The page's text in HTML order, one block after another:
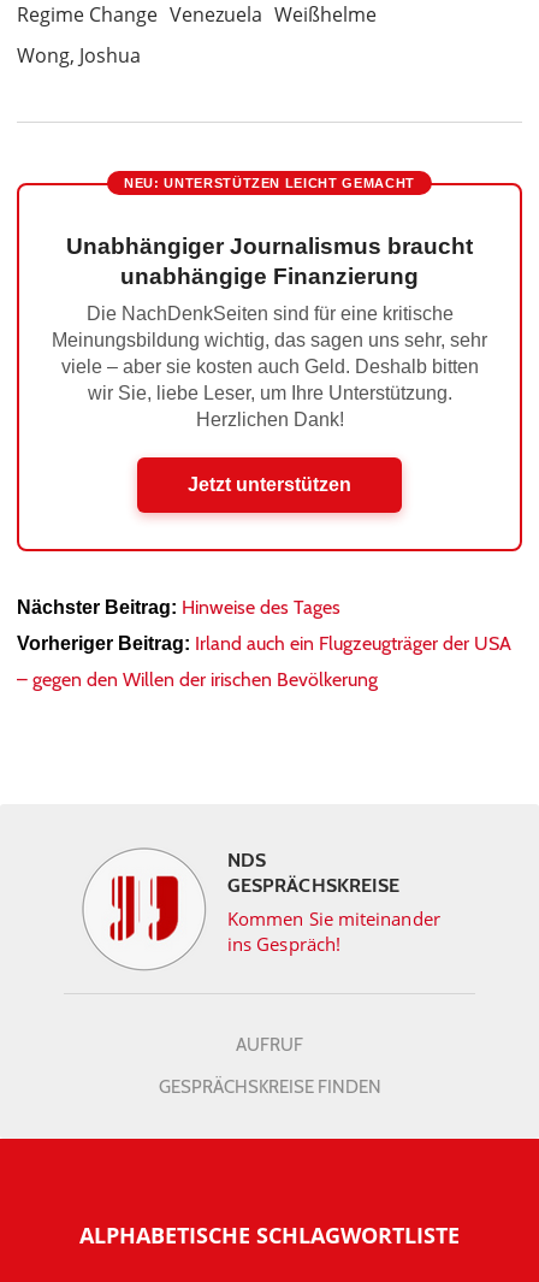
Regime Change Venezuela Weißhelme
Wong, Joshua
NEU: UNTERSTÜTZEN LEICHT GEMACHT
Unabhängiger Journalismus braucht
unabhängige Finanzierung
Die NachDenkSeiten sind für eine kritische
Meinungsbildung wichtig, das sagen uns sehr, sehr
viele – aber sie kosten auch Geld. Deshalb bitten
wir Sie, liebe Leser, um Ihre Unterstützung.
Herzlichen Dank!
Jetzt unterstützen
Nächster Beitrag: Hinweise des Tages
Vorheriger Beitrag: Irland auch ein Flugzeugträger der USA
– gegen den Willen der irischen Bevölkerung
NDS
GESPRÄCHSKREISE
Kommen Sie miteinander
ins Gespräch!
AUFRUF
GESPRÄCHSKREISE FINDEN
ALPHABETISCHE SCHLAGWORTLISTE